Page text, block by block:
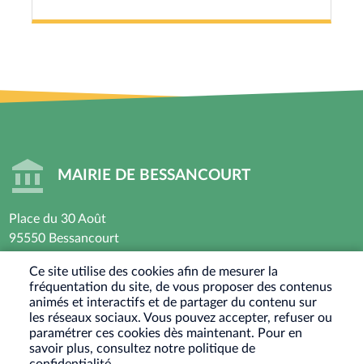
MAIRIE DE BESSANCOURT
Place du 30 Août
95550 Bessancourt
Horaires d’ouverture : Lundi - Mardi - Mercredi -
Vendredi
8h30 - 12h / 13h30-17h30
Jeudi : Fermé le matin - 13h30-17h30
Ce site utilise des cookies afin de mesurer la
fréquentation du site, de vous proposer des contenus
animés et interactifs et de partager du contenu sur
les réseaux sociaux. Vous pouvez accepter, refuser ou
paramétrer ces cookies dès maintenant. Pour en
savoir plus, consultez notre politique de